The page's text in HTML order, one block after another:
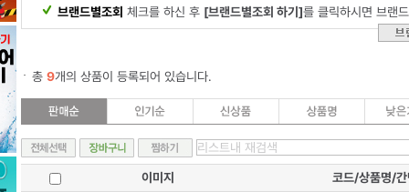
브랜드별조회 체크를 하신 후 [브랜드별조회 하기]를 클릭하시면 브랜
총 9개의 상품이 등록되어 있습니다.
이미지 코드/상품명/간